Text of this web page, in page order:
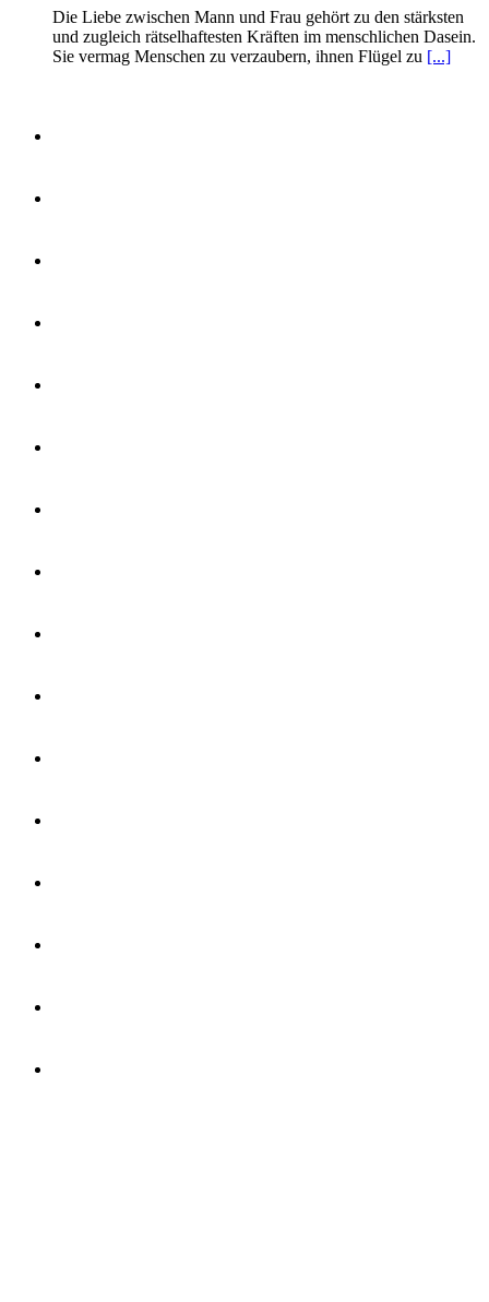
Die Liebe zwischen Mann und Frau gehört zu den stärksten
und zugleich rätselhaftesten Kräften im menschlichen Dasein.
Sie vermag Menschen zu verzaubern, ihnen Flügel zu [...]